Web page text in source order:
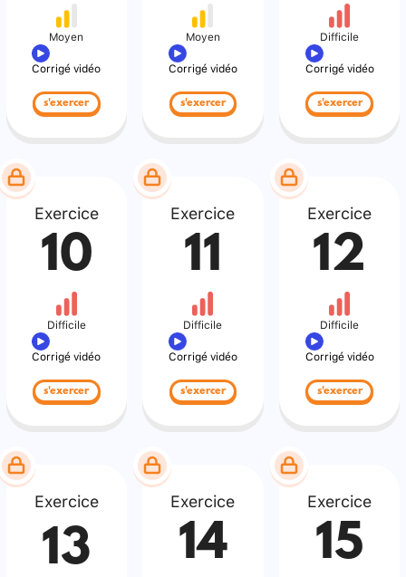
Moyen
Corrigé vidéo
s'exercer
Moyen
Corrigé vidéo
s'exercer
Difficile
Corrigé vidéo
s'exercer
Exercice
10
Difficile
Corrigé vidéo
s'exercer
Exercice
11
Difficile
Corrigé vidéo
s'exercer
Exercice
12
Difficile
Corrigé vidéo
s'exercer
Exercice
13
Exercice
14
Exercice
15